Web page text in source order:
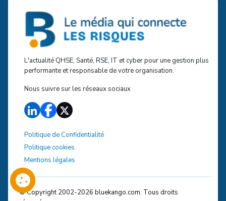
L'actualité QHSE, Santé, RSE, IT et cyber pour une gestion plus
performante et responsable de votre organisation.
Nous suivre sur les réseaux sociaux
Politique de Confidentialité
Politique cookies
Mentions légales
© Copyright 2002-2026 bluekango.com. Tous droits